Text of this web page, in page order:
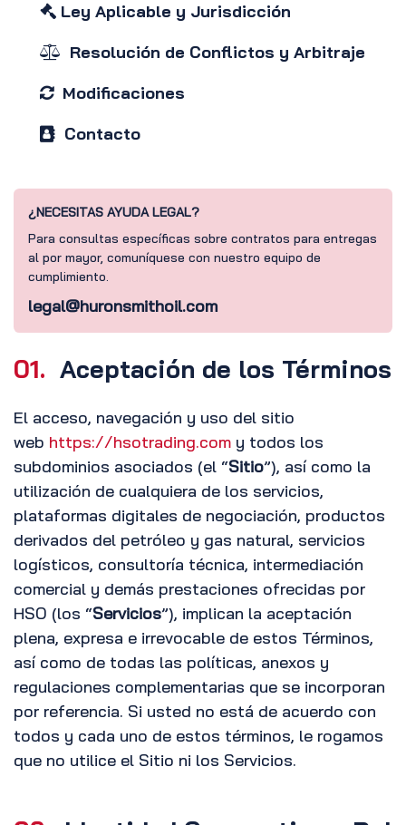
Ley Aplicable y Jurisdicción
Resolución de Conflictos y Arbitraje
Modificaciones
Contacto
¿NECESITAS AYUDA LEGAL?
Para consultas específicas sobre contratos para entregas
al por mayor, comuníquese con nuestro equipo de
cumplimiento.
legal@huronsmithoil.com
01. Aceptación de los Términos
El acceso, navegación y uso del sitio
web https://hsotrading.com y todos los
subdominios asociados (el “Sitio”), así como la
utilización de cualquiera de los servicios,
plataformas digitales de negociación, productos
derivados del petróleo y gas natural, servicios
logísticos, consultoría técnica, intermediación
comercial y demás prestaciones ofrecidas por
HSO (los “Servicios”), implican la aceptación
plena, expresa e irrevocable de estos Términos,
así como de todas las políticas, anexos y
regulaciones complementarias que se incorporan
por referencia. Si usted no está de acuerdo con
todos y cada uno de estos términos, le rogamos
que no utilice el Sitio ni los Servicios.